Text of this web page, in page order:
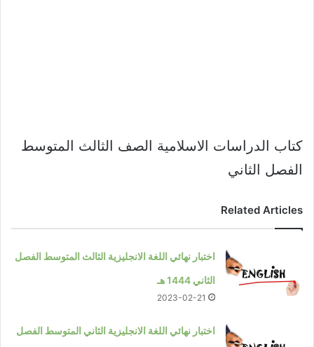
كتاب الدراسات الاسلامية الصف الثالث المتوسط
الفصل الثاني
Related Articles
اختبار نهائي اللغة الانجليزية الثالث المتوسط الفصل
الثاني 1444 هـ
2023-02-21
اختبار نهائي اللغة الانجليزية الثاني المتوسط الفصل